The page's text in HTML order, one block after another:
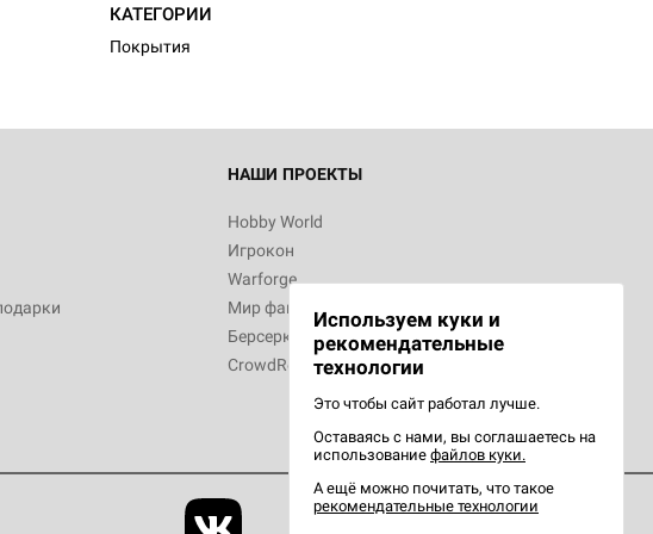
КАТЕГОРИИ
Покрытия
НАШИ ПРОЕКТЫ
Hobby World
Игрокон
Warforge
Мир фантастики
Берсерк
CrowdRepublic
Используем куки и
рекомендательные
технологии
Это чтобы сайт работал лучше.
Оставаясь с нами, вы соглашаетесь на
использование файлов куки.
А ещё можно почитать, что такое
рекомендательные технологии
Hobby World Берсерк.